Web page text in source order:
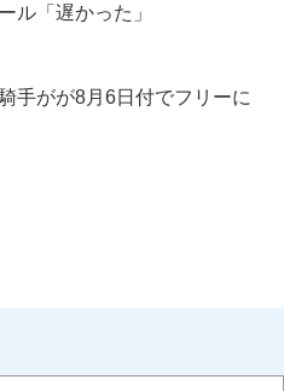
ル「遅かった」
手がが8月6日付でフリーに